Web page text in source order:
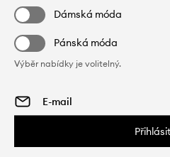
Dámská móda
Pánská móda
Výběr nabídky je volitelný.